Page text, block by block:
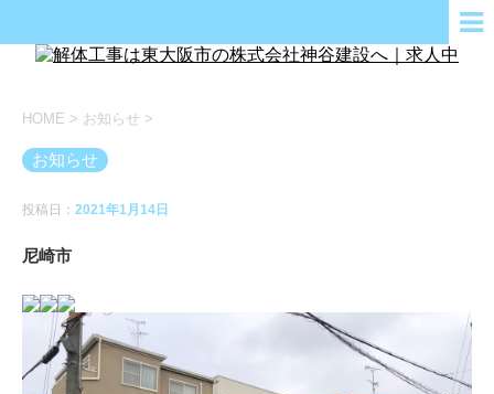
HOME > お知らせ >
お知らせ
投稿日： 2021年1月14日
尼崎市